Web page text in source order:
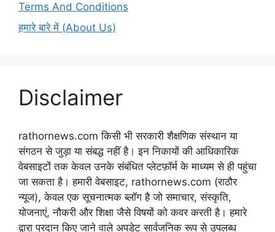
Terms And Conditions
हमारे बारे में (About Us)
Disclaimer
rathornews.com किसी भी सरकारी शैक्षणिक संस्थान या
संगठन से जुड़ा या संबद्ध नहीं है। इन निकायों की आधिकारिक
वेबसाइटों तक केवल उनके संबंधित प्लेटफ़ॉर्म के माध्यम से ही पहुंचा
जा सकता है। हमारी वेबसाइट, rathornews.com (राठौर
न्यूज), केवल एक सूचनात्मक ब्लॉग है जो समाचार, संस्कृति,
योजनाएं, नौकरी और शिक्षा जैसे विषयों को कवर करती है। हमारे
द्वारा प्रदान किए जाने वाले अपडेट सार्वजनिक रूप से उपलब्ध